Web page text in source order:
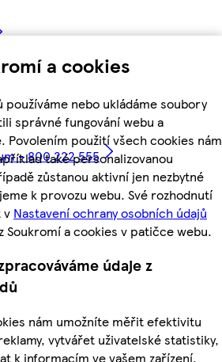
a cookies
používáme nebo ukládáme soubory
správné fungování webu a
Povolením použití všech cookies nám
také personalizovanou
zůstanou aktivní jen nezbytné
k provozu webu. Své rozhodnutí
v Nastavení ochrany osobních údajů
Soukromí a cookies v patičce webu.
údaje z
nám umožníte měřit efektivitu
vytvářet uživatelské statistiky,
k informacím ve vašem zařízení,
- 800 222 555